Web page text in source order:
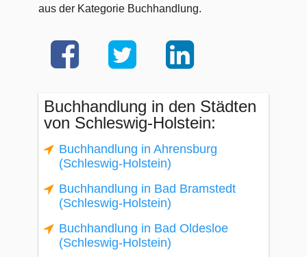
aus der Kategorie Buchhandlung.
Buchhandlung in den Städten
von Schleswig-Holstein:
Buchhandlung in Ahrensburg
(Schleswig-Holstein)
Buchhandlung in Bad Bramstedt
(Schleswig-Holstein)
Buchhandlung in Bad Oldesloe
(Schleswig-Holstein)